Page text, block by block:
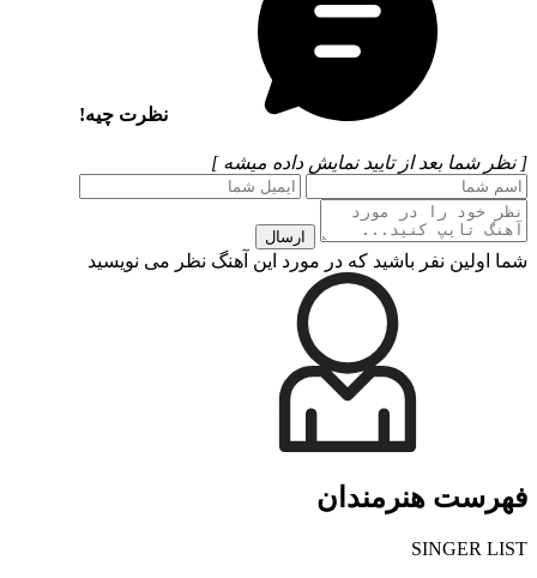
نظرت چیه!
[ نظر شما بعد از تایید نمایش داده میشه ]
ارسال
شما اولین نفر باشید که در مورد این آهنگ نظر می نویسید
فهرست هنرمندان
SINGER LIST